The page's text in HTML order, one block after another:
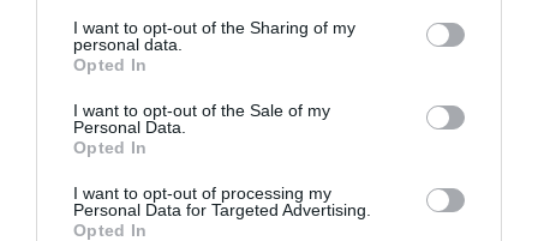
I want to opt-out of the Sharing of my
personal data.
Opted In
I want to opt-out of the Sale of my
Personal Data.
Opted In
I want to opt-out of processing my
Personal Data for Targeted Advertising.
Opted In
seu grup estan a favor de generalitzar el
teletreball, i que és una oportunitat "per obrir
fronteres més enllà". Les empreses tecnològiques
necessiten especialistes, i el treball en remot pot
obrir-los a captar talent a l'estranger. "Això fins i
allà un clúster molt tancat i nosaltres podem